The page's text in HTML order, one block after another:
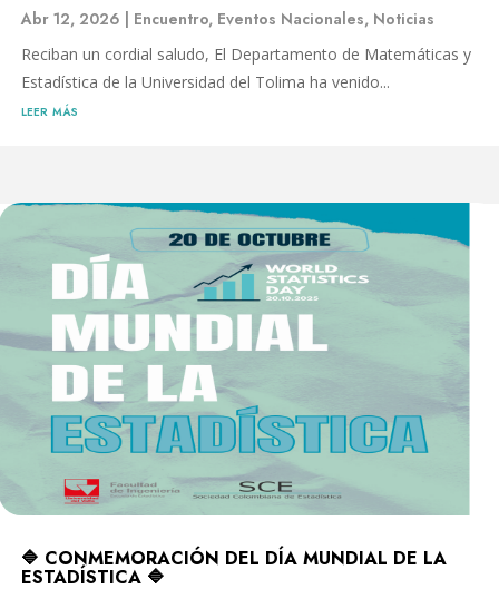
Abr 12, 2026 Encuentro, Eventos Nacionales, Noticias
Reciban un cordial saludo, El Departamento de Matemáticas y
Estadística de la Universidad del Tolima ha venido...
leer más
🔷 CONMEMORACIÓN DEL DÍA MUNDIAL DE LA
ESTADÍSTICA 🔷